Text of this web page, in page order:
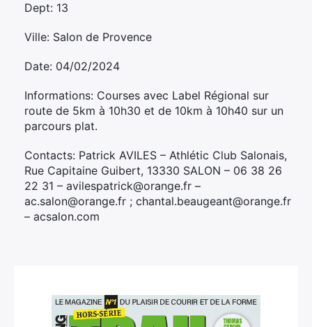
Dept: 13
Ville: Salon de Provence
Date: 04/02/2024
Informations: Courses avec Label Régional sur
route de 5km à 10h30 et de 10km à 10h40 sur un
parcours plat.
Contacts: Patrick AVILES – Athlétic Club Salonais,
Rue Capitaine Guibert, 13330 SALON – 06 38 26
22 31 – avilespatrick@orange.fr –
ac.salon@orange.fr ; chantal.beaugeant@orange.fr
– acsalon.com